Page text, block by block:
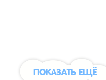
ПОКАЗАТЬ ЕЩЁ